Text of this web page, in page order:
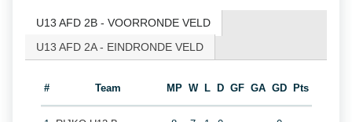
U13 AFD 2B - VOORRONDE VELD
U13 AFD 2A - EINDRONDE VELD
# Team MP W L D GF GA GD Pts